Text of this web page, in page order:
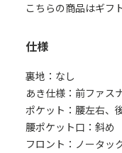
こちらの商品はギフ
仕様
裏地：なし
あき仕様：前ファス
ポケット：腰左右、
腰ポケット口：斜め
フロント：ノータッ